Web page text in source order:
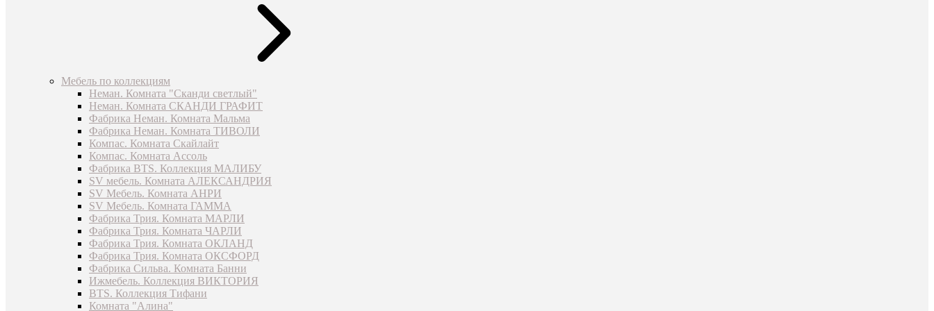
Мебель по коллекциям
Неман. Комната "Сканди светлый"
Неман. Комната СКАНДИ ГРАФИТ
Фабрика Неман. Комната Мальма
Фабрика Неман. Комната ТИВОЛИ
Компас. Комната Скайлайт
Компас. Комната Ассоль
Фабрика BTS. Коллекция МАЛИБУ
SV мебель. Комната АЛЕКСАНДРИЯ
SV Мебель. Комната АНРИ
SV Мебель. Комната ГАММА
Фабрика Трия. Комната МАРЛИ
Фабрика Трия. Комната ЧАРЛИ
Фабрика Трия. Комната ОКЛАНД
Фабрика Трия. Комната ОКСФОРД
Фабрика Сильва. Комната Банни
Ижмебель. Коллекция ВИКТОРИЯ
BTS. Коллекция Тифани
Комната "Алина"